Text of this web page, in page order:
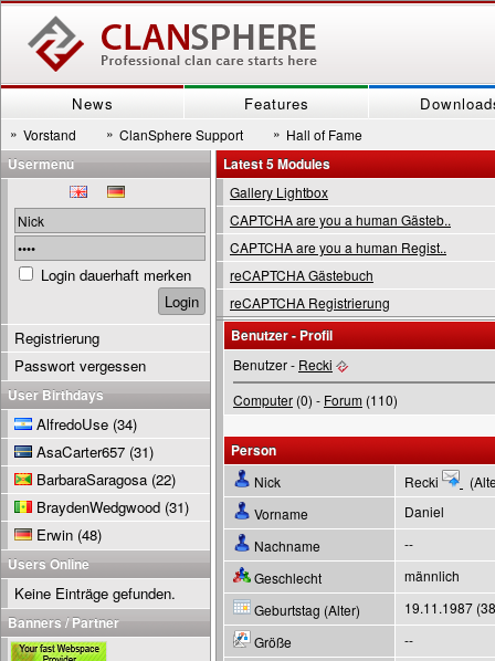
News Features
» Vorstand » ClanSphere Support » Hall of Fame
Latest 5 Modules
Gallery Lightbox
CAPTCHA are you a human Gästeb..
CAPTCHA are you a human Regist..
reCAPTCHA Gästebuch
reCAPTCHA Registrierung
Benutzer - Profil
Benutzer - Recki
Computer (0) - Forum (110)
Person
Nick Recki
Vorname
Daniel
Nachname
--
Geschlecht
männlich
Geburtstag (Alter)
19.11.1987
Größe
--
Usermenu
Login dauerhaft merken
Registrierung
Passwort vergessen
User Birthdays
AlfredoUse (34)
AsaCarter657 (31)
BarbaraSaragosa (22)
BraydenWedgwood (31)
Erwin (48)
Users Online
Keine Einträge gefunden.
Banners / Partner